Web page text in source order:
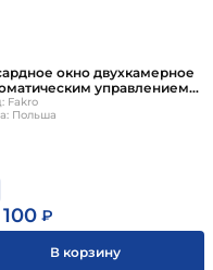
окно двухкамерное
управлением
(Факро) FTP-V U5 WiFi
см
Fakro
Польша
₽
В корзину